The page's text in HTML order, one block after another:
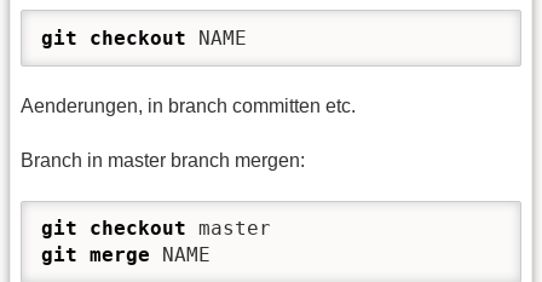
git checkout NAME
Aenderungen, in branch committen etc.
Branch in master branch mergen:
git checkout
git merge NAME